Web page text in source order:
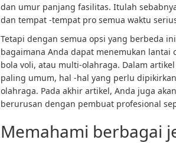
dan umur panjang fasilitas. Itulah
dan tempat -tempat pro semua waktu
Tetapi dengan semua opsi yang berbeda
bagaimana Anda dapat menemukan
bola voli, atau multi-olahraga. Dalam
paling umum, hal -hal yang perlu
olahraga. Pada akhir artikel, Anda juga
berurusan dengan pembuat profesional
Memahami berbagai